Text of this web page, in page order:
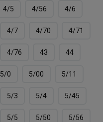
4/5 4/56 4/6
4/7 4/70 4/71
4/76 43 44
5/0 5/00 5/11
5/3 5/4 5/45
5/5 5/50 5/56